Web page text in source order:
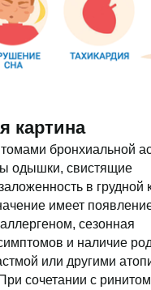
картина
бронхиальной
одышки, свистящие
в грудной
имеет
сезонная
и наличие
или другими
сочетании с